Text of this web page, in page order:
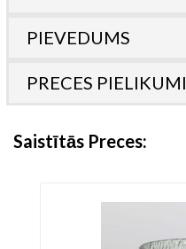
PIEVEDUMS
PRECES PIELIKUMI
Saistītās Preces